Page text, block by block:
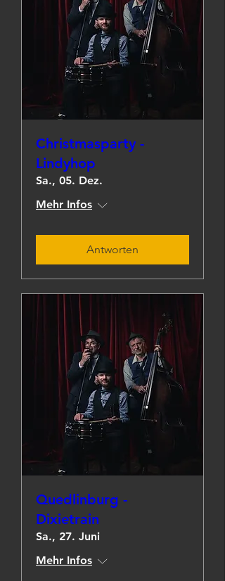
Christmasparty -
Lindyhop
Sa., 05. Dez.
Mehr Infos
Antworten
Quedlinburg -
Dixietrain
Sa., 27. Juni
Mehr Infos